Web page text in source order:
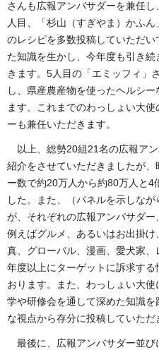
さんも広報アンバサダーを兼任
人目、「杉山（すぎやま）かふ
のレシピを多数投稿していただ
た知識を生かし、今年度も引き
きます。5人目の「エミッフィ」
し、県産農産物を使ったヘルシ
ます。これまでのわっしょい大
ーも兼任いただきます。
以上、総勢20組21名の広報ア
紹介をさせていただきましたが
ー数で約20万人から約80万人と4
した。また、（パネルを示しな
が、それぞれの広報アンバサダー
例えばグルメ、あるいはお出掛
真、グローバル、漫画、愛犬家
年度以上にターゲットに訴求す
おります。また、わっしょい大
学や研修会を通して深めた知識
な視点から存分に投稿していただ
最後に、広報アンバサダー並び